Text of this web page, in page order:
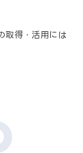
取得・活用には